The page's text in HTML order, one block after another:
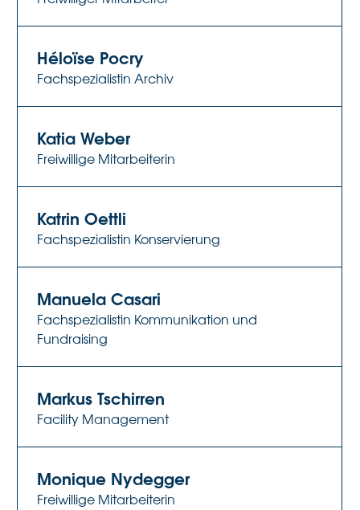
Héloïse Pocry
Fachspezialistin Archiv
Katia Weber
Freiwillige Mitarbeiterin
Katrin Oettli
Fachspezialistin Konservierung
Manuela Casari
Fachspezialistin Kommunikation und
Fundraising
Markus Tschirren
Facility Management
Monique Nydegger
Freiwillige Mitarbeiterin